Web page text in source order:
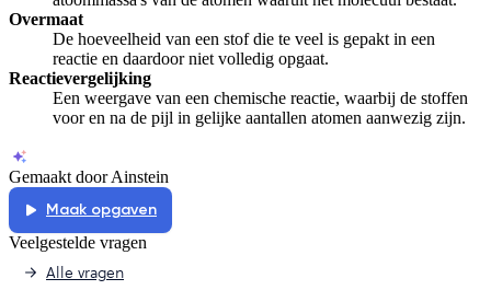
Overmaat
De hoeveelheid van een stof die te veel is gepakt in een
reactie en daardoor niet volledig opgaat.
Reactievergelijking
Een weergave van een chemische reactie, waarbij de stoffen
voor en na de pijl in gelijke aantallen atomen aanwezig zijn.
Gemaakt door Ainstein
Maak opgaven
Veelgestelde vragen
Alle vragen